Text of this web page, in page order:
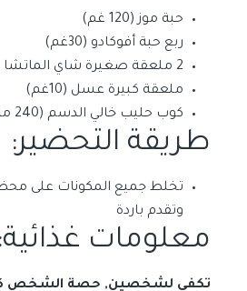
حبة موز (120 غم)
ربع حبة أفوكادو (30غم)
2 ملعقة صغيرة شاي الماتشا (10غم)
ملعقة كبيرة عسل (10غم)
كوب حليب خالي الدسم (240 مل)
طريقة التحضير:
تخلط جميع المكونات على
وتقدم باردة
معلومات غذائية:
تكفي لشخصين, حصة الشخص كوب